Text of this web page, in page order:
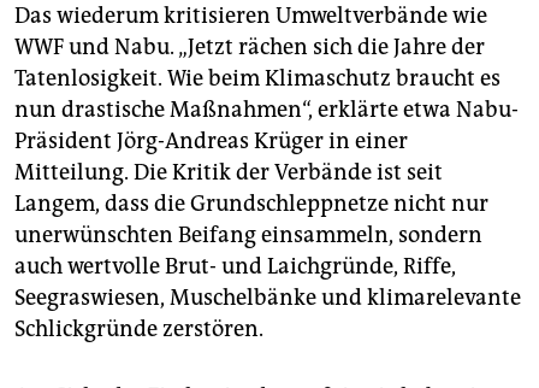
Das wiederum kritisieren Umweltverbände wie
WWF und Nabu. „Jetzt rächen sich die Jahre der
Tatenlosigkeit. Wie beim Klimaschutz braucht es
nun drastische Maßnahmen“, erklärte etwa Nabu-
Präsident Jörg-Andreas Krüger in einer
Mitteilung. Die Kritik der Verbände ist seit
Langem, dass die Grundschleppnetze nicht nur
unerwünschten Beifang einsammeln, sondern
auch wertvolle Brut- und Laichgründe, Riffe,
Seegraswiesen, Muschelbänke und klimarelevante
Schlickgründe zerstören.